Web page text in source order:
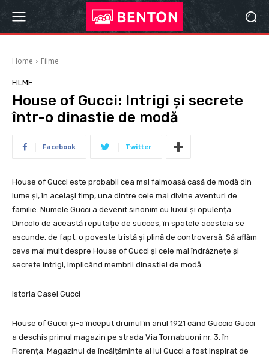
Home Filme
FILME
House of Gucci: Intrigi și secrete
într-o dinastie de modă
Facebook Twitter
House of Gucci este probabil cea mai faimoasă casă de modă din
lume și, în același timp, una dintre cele mai divine aventuri de
familie. Numele Gucci a devenit sinonim cu luxul și opulența.
Dincolo de această reputație de succes, în spatele acesteia se
ascunde, de fapt, o poveste tristă și plină de controversă. Să aflăm
ceva mai mult despre House of Gucci și cele mai îndrăznețe și
secrete intrigi, implicând membrii dinastiei de modă.
Istoria Casei Gucci
House of Gucci și-a început drumul în anul 1921 când Guccio Gucci
a deschis primul magazin pe strada Via Tornabuoni nr. 3, în
Florența. Magazinul de încălțăminte al lui Gucci a fost inspirat de